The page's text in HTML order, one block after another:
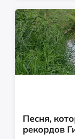
Песня,
рекордов